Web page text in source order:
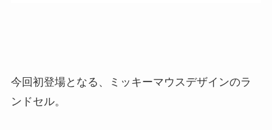
今回初登場となる、ミッキーマウスデザインのラ
ンドセル。